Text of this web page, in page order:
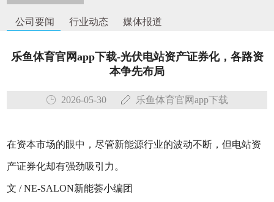
公司要闻 行业动态 媒体报道
乐鱼体育官网app下载-光伏电站资产证券化，各路资
本争先布局
2026-05-30 乐鱼体育官网app下载
在资本市场的眼中，尽管新能源行业的波动不断，但电站资
产证券化却有强劲吸引力。
文 / NE-SALON新能荟小编团